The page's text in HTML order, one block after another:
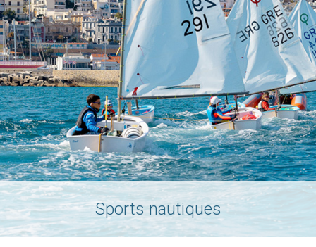
Sports nautiques